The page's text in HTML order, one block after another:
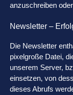
anzuschreiben
Newsletter –
Die Newsletter
pixelgroße Datei,
unserem Server,
einsetzen, von
dieses Abrufs